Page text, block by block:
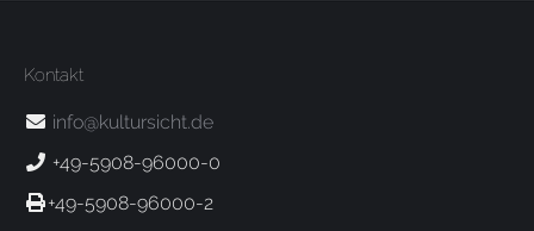
Kontakt
info@kultursicht.de
+49-5908-96000-0
+49-5908-96000-2